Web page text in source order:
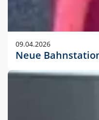
09.04.2026
Neue